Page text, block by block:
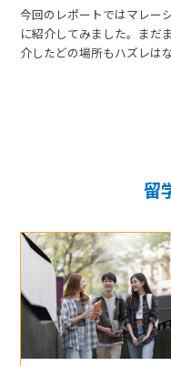
今回のレポートではマレー
に紹介してみました。まだ
介したどの場所もハズレは
留